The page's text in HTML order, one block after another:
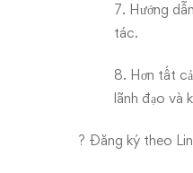
7. Hướng
tác.
8. Hơn tất
lãnh đạo và
? Đăng ký theo